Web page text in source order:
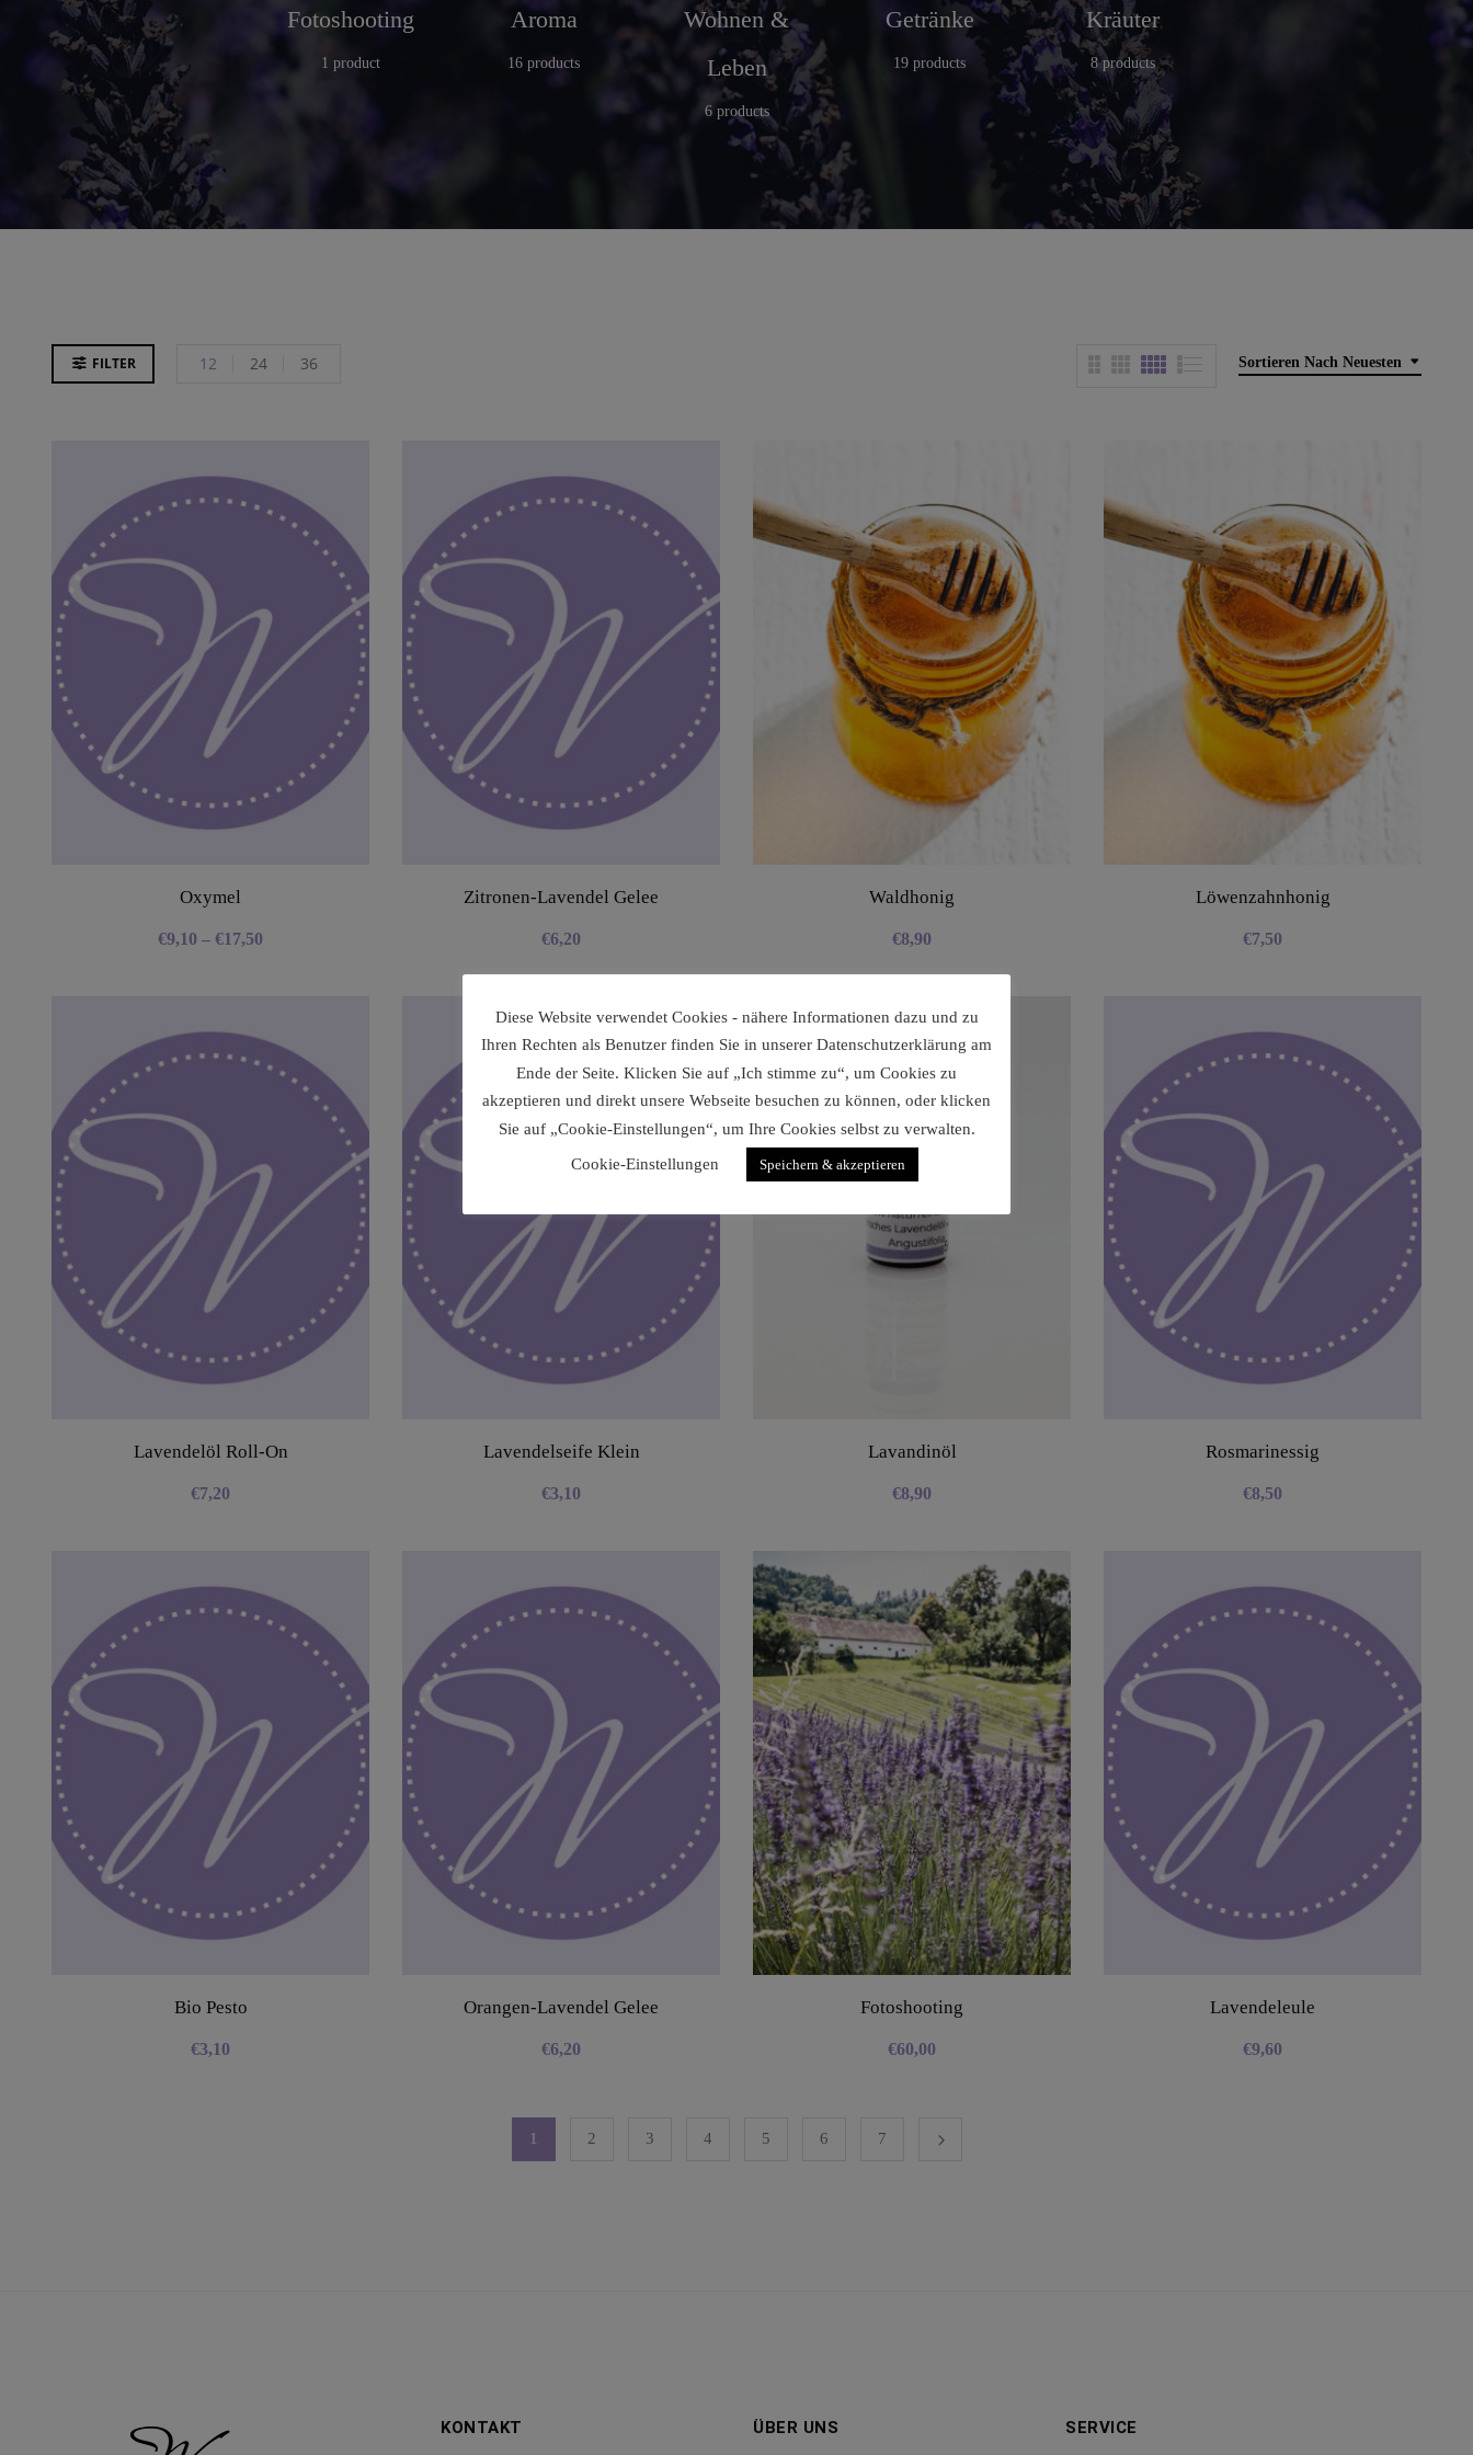
Küche
25 products
Fotoshooting
1 product
Aroma
16 products
Wohnen &
Leben
6 products
Getränke
19 products
Kräuter
8 products
FILTER Sortieren Nach Neuesten
12 24 36
Oxymel
€9,10 – €17,50
Zitronen-Lavendel Gelee
€6,20
Waldhonig
€8,90
Löwenzahnhonig
€7,50
Lavendelöl Roll-On
€7,20
Lavendelseife Klein
€3,10
Lavandinöl
€8,90
Rosmarinessig
€8,50
Bio Pesto
€3,10
Orangen-Lavendel Gelee
€6,20
Fotoshooting
€60,00
Lavendeleule
€9,60
1 2 3 4 5 6 7
KONTAKT ÜBER UNS SERVICE
Diese Website verwendet Cookies - nähere Informationen dazu und zu
Ihren Rechten als Benutzer finden Sie in unserer Datenschutzerklärung am
Ende der Seite. Klicken Sie auf „Ich stimme zu“, um Cookies zu
akzeptieren und direkt unsere Webseite besuchen zu können, oder klicken
Sie auf „Cookie-Einstellungen“, um Ihre Cookies selbst zu verwalten.
Cookie-Einstellungen
Speichern & akzeptieren